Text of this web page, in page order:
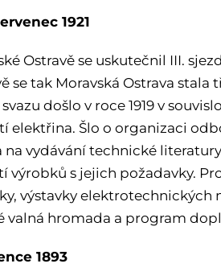
1921
Ostravě se uskutečnil III.
se tak Moravská Ostrava
došlo v roce 1919 v
elektřina. Šlo o organizaci
na vydávání technické
výrobků s jejich požadavky.
výstavky elektrotechnických
valná hromada a program
1893